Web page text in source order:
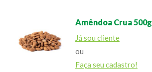
Amêndoa Crua 500g
Já sou cliente
ou
Faça seu cadastro!